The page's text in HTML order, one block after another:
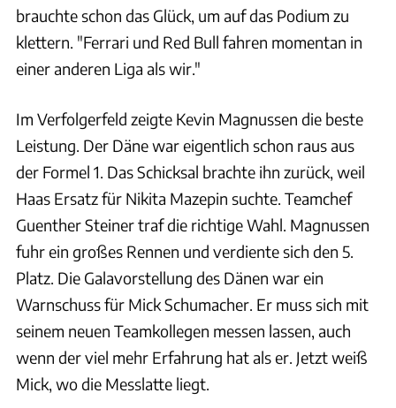
brauchte schon das Glück, um auf das Podium zu
klettern. "Ferrari und Red Bull fahren momentan in
einer anderen Liga als wir."
Im Verfolgerfeld zeigte Kevin Magnussen die beste
Leistung. Der Däne war eigentlich schon raus aus
der Formel 1. Das Schicksal brachte ihn zurück, weil
Haas Ersatz für Nikita Mazepin suchte. Teamchef
Guenther Steiner traf die richtige Wahl. Magnussen
fuhr ein großes Rennen und verdiente sich den 5.
Platz. Die Galavorstellung des Dänen war ein
Warnschuss für Mick Schumacher. Er muss sich mit
seinem neuen Teamkollegen messen lassen, auch
wenn der viel mehr Erfahrung hat als er. Jetzt weiß
Mick, wo die Messlatte liegt.